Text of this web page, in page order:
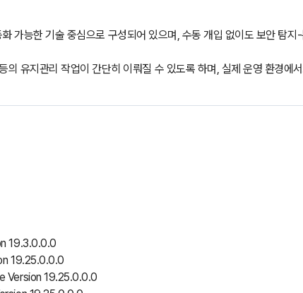
가능한 기술 중심으로 구성되어 있으며, 수동 개입 없이도 보안 탐
의 유지관리 작업이 간단히 이뤄질 수 있도록 하며, 실제 운영 환경에
19.3.0.0.0
19.25.0.0.0
Version 19.25.0.0.0